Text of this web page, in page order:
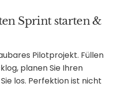
Sprint starten &
Pilotprojekt. Füllen
planen Sie Ihren
los. Perfektion ist nicht